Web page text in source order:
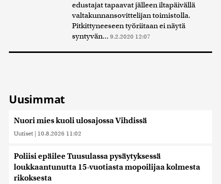
edustajat tapaavat jälleen iltapäivällä
valtakunnansovittelijan toimistolla.
Pitkittyneeseen työriitaan ei näytä
syntyvän... 9.2.2020 12:07
Uusimmat
Nuori mies kuoli ulosajossa Vihdissä
Uutiset | 10.8.2026 11:02
Poliisi epäilee Tuusulassa pysäytyksessä
loukkaantunutta 15-vuotiasta mopoilijaa kolmesta
rikoksesta